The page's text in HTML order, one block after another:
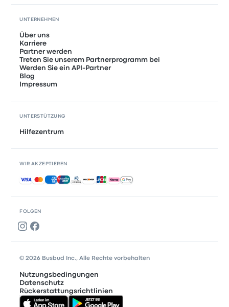
FOLGEN
UNTERNEHMEN
Über uns
Karriere
Partner werden
Treten Sie unserem Partnerprogramm bei
Werden Sie ein API-Partner
Blog
Impressum
UNTERSTÜTZUNG
Hilfezentrum
WIR AKZEPTIEREN
Akzeptierte Zahlungsmethoden
© 2026 Busbud Inc., Alle Rechte vorbehalten
Nutzungsbedingungen
Datenschutz
Rückerstattungsrichtlinien